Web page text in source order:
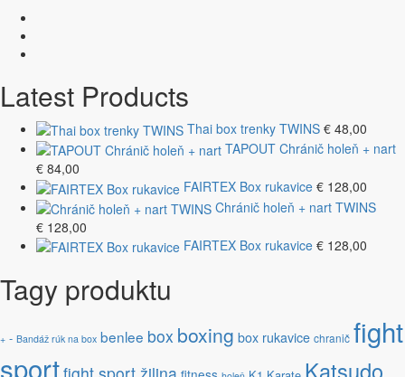
Latest Products
Thai box trenky TWINS € 48,00
TAPOUT Chránič holeň + nart
€ 84,00
FAIRTEX Box rukavice € 128,00
Chránič holeň + nart TWINS
€ 128,00
FAIRTEX Box rukavice € 128,00
Tagy produktu
+ - Bandáž rúk na box benlee box boxing box rukavice chranič fight
sport